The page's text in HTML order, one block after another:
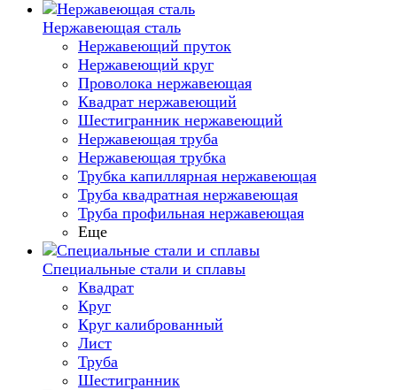
Нержавеющая сталь
Нержавеющий пруток
Нержавеющий круг
Проволока нержавеющая
Квадрат нержавеющий
Шестигранник нержавеющий
Нержавеющая труба
Нержавеющая трубка
Трубка капиллярная нержавеющая
Труба квадратная нержавеющая
Труба профильная нержавеющая
Еще
Специальные стали и сплавы
Квадрат
Круг
Круг калиброванный
Лист
Труба
Шестигранник